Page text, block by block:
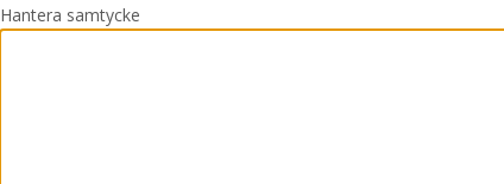
Hantera samtycke